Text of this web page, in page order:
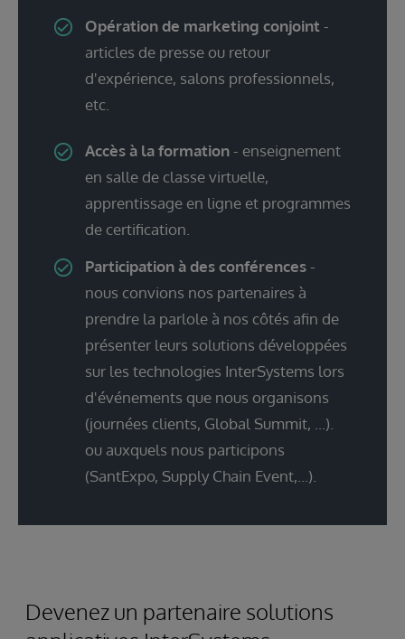
Opération de marketing conjoint -
articles de presse ou retour
d'expérience, salons professionnels,
etc.
Accès à la formation- enseignement
en salle de classe virtuelle,
apprentissage en ligne et programmes
de certification.
Participation à des conférences-
nous convions nos partenaires à
prendre la parlole à nos côtés afin de
présenter leurs solutions développées
sur les technologies InterSystems lors
d'événements que nous organisons
(journées clients, Global Summit, ...).
ou auxquels nous participons
(SantExpo, Supply Chain Event,...).
Devenez un partenaire solutions